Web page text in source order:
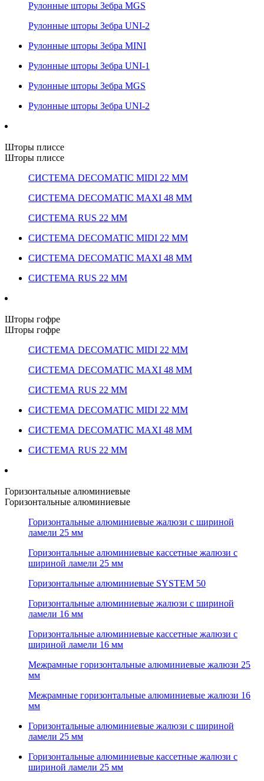
Рулонные шторы Зебра MGS
Рулонные шторы Зебра UNI-2
Рулонные шторы Зебра MINI
Рулонные шторы Зебра UNI-1
Рулонные шторы Зебра MGS
Рулонные шторы Зебра UNI-2
Шторы плиссе
Шторы плиссе
СИСТЕМА DECOMATIC MIDI 22 ММ
СИСТЕМА DECOMATIC MAXI 48 ММ
СИСТЕМА RUS 22 ММ
СИСТЕМА DECOMATIC MIDI 22 ММ
СИСТЕМА DECOMATIC MAXI 48 ММ
СИСТЕМА RUS 22 ММ
Шторы гофре
Шторы гофре
СИСТЕМА DECOMATIC MIDI 22 ММ
СИСТЕМА DECOMATIC MAXI 48 ММ
СИСТЕМА RUS 22 ММ
СИСТЕМА DECOMATIC MIDI 22 ММ
СИСТЕМА DECOMATIC MAXI 48 ММ
СИСТЕМА RUS 22 ММ
Горизонтальные алюминиевые
Горизонтальные алюминиевые
Горизонтальные алюминиевые жалюзи с шириной
ламели 25 мм
Горизонтальные алюминиевые кассетные жалюзи с
шириной ламели 25 мм
Горизонтальные алюминиевые SYSTEM 50
Горизонтальные алюминиевые жалюзи с шириной
ламели 16 мм
Горизонтальные алюминиевые кассетные жалюзи с
шириной ламели 16 мм
Межрамные горизонтальные алюминиевые жалюзи 25
мм
Межрамные горизонтальные алюминиевые жалюзи 16
мм
Горизонтальные алюминиевые жалюзи с шириной
ламели 25 мм
Горизонтальные алюминиевые кассетные жалюзи с
шириной ламели 25 мм